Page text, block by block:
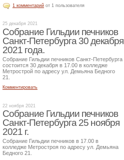
1 комментарий от 1 пользователя
25 декабря 2021
Собрание Гильдии печников
Санкт-Петербурга 30 декабря
2021 года.
Собрание Гильдии печников Санкт-Петербурга
состоится 30 декабря в 17.00 в колледже
Метрострой по адресу ул. Демьяна Бедного
21.
Комментировать
22 ноября 2021
Собрание Гильдии печников
Санкт-Петербурга 25 ноября
2021 г.
Собрание Гильдии печников в 17.00 в
колледже Метростроя по адресу ул. Демьяна
Бедного 21.